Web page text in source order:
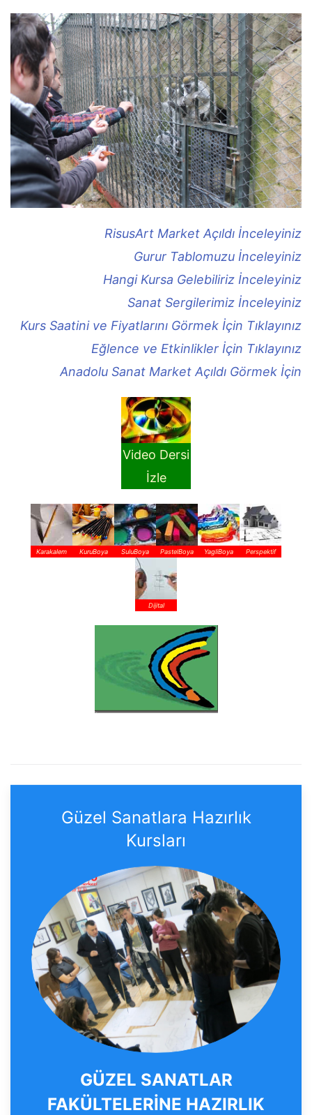
RisusArt Market Açıldı İnceleyiniz
Gurur Tablomuzu İnceleyiniz
Hangi Kursa Gelebiliriz İnceleyiniz
Sanat Sergilerimiz İnceleyiniz
Kurs Saatini ve Fiyatlarını Görmek İçin Tıklayınız
Eğlence ve Etkinlikler İçin Tıklayınız
Anadolu Sanat Market Açıldı Görmek İçin
Video Dersi
İzle
Karakalem KuruBoya SuluBoya PastelBoya YagliBoya Perspektif
Dijital
Güzel Sanatlara Hazırlık
Kursları
GÜZEL SANATLAR
FAKÜLTELERİNE HAZIRLIK